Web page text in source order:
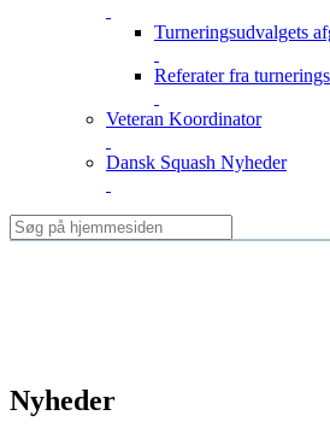
Turneringsudvalgets
Referater fra
Veteran Koordinator
Dansk Squash Nyheder
Nyheder